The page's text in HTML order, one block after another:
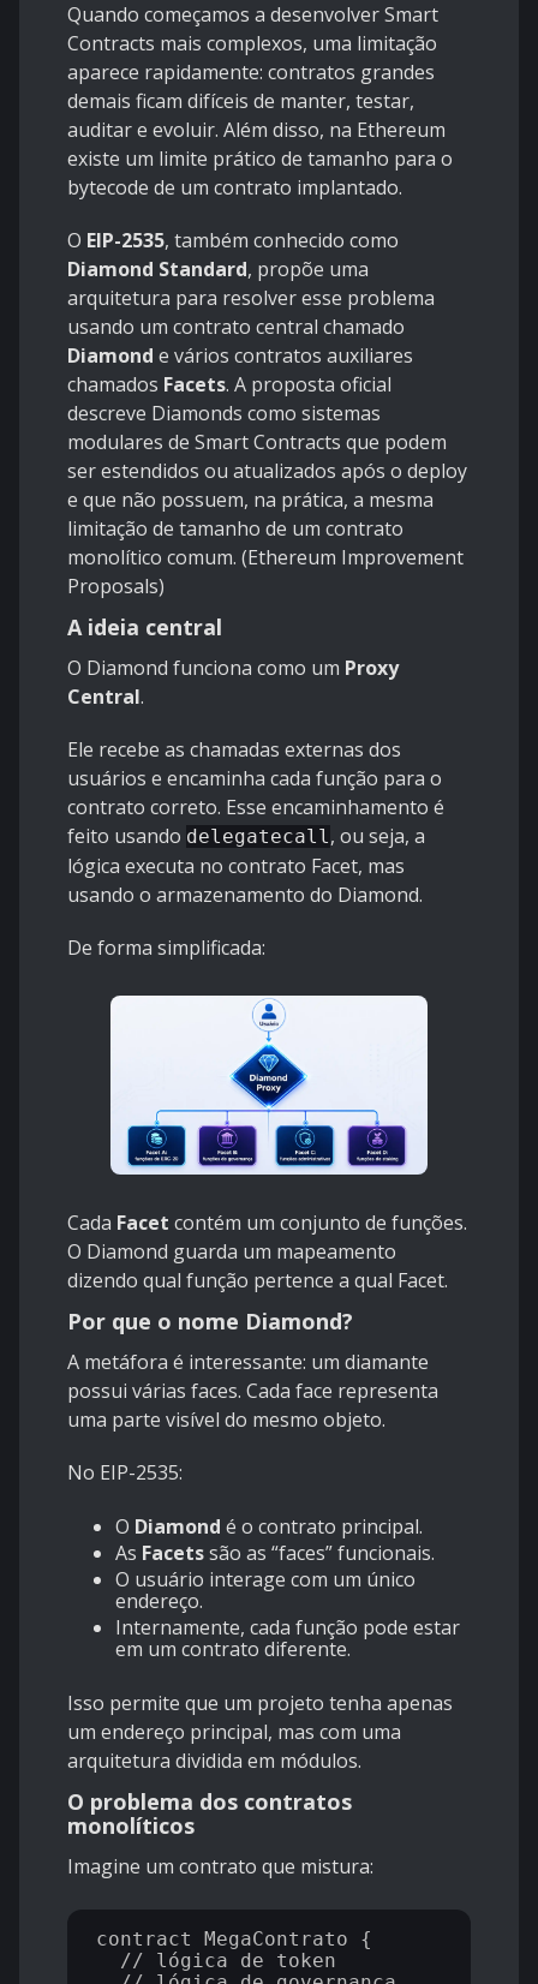
Quando começamos a desenvolver Smart
Contracts mais complexos, uma limitação
aparece rapidamente: contratos grandes
demais ficam difíceis de manter, testar,
auditar e evoluir. Além disso, na Ethereum
existe um limite prático de tamanho para o
bytecode de um contrato implantado.
O EIP-2535, também conhecido como
Diamond Standard, propõe uma
arquitetura para resolver esse problema
usando um contrato central chamado
Diamond e vários contratos auxiliares
chamados Facets. A proposta oficial
descreve Diamonds como sistemas
modulares de Smart Contracts que podem
ser estendidos ou atualizados após o deploy
e que não possuem, na prática, a mesma
limitação de tamanho de um contrato
monolítico comum. (Ethereum Improvement
Proposals)
A ideia central
O Diamond funciona como um Proxy
Central.
Ele recebe as chamadas externas dos
usuários e encaminha cada função para o
contrato correto. Esse encaminhamento é
feito usando delegatecall, ou seja, a
lógica executa no contrato Facet, mas
usando o armazenamento do Diamond.
De forma simplificada:
Cada Facet contém um conjunto de funções.
O Diamond guarda um mapeamento
dizendo qual função pertence a qual Facet.
Por que o nome Diamond?
A metáfora é interessante: um diamante
possui várias faces. Cada face representa
uma parte visível do mesmo objeto.
No EIP-2535:
O Diamond é o contrato principal.
As Facetssão as “faces” funcionais.
O usuário interage com um único
endereço.
Internamente, cada função pode estar
em um contrato diferente.
Isso permite que um projeto tenha apenas
um endereço principal, mas com uma
arquitetura dividida em módulos.
O problema dos contratos
monolíticos
Imagine um contrato que mistura:
contract MegaContrato {